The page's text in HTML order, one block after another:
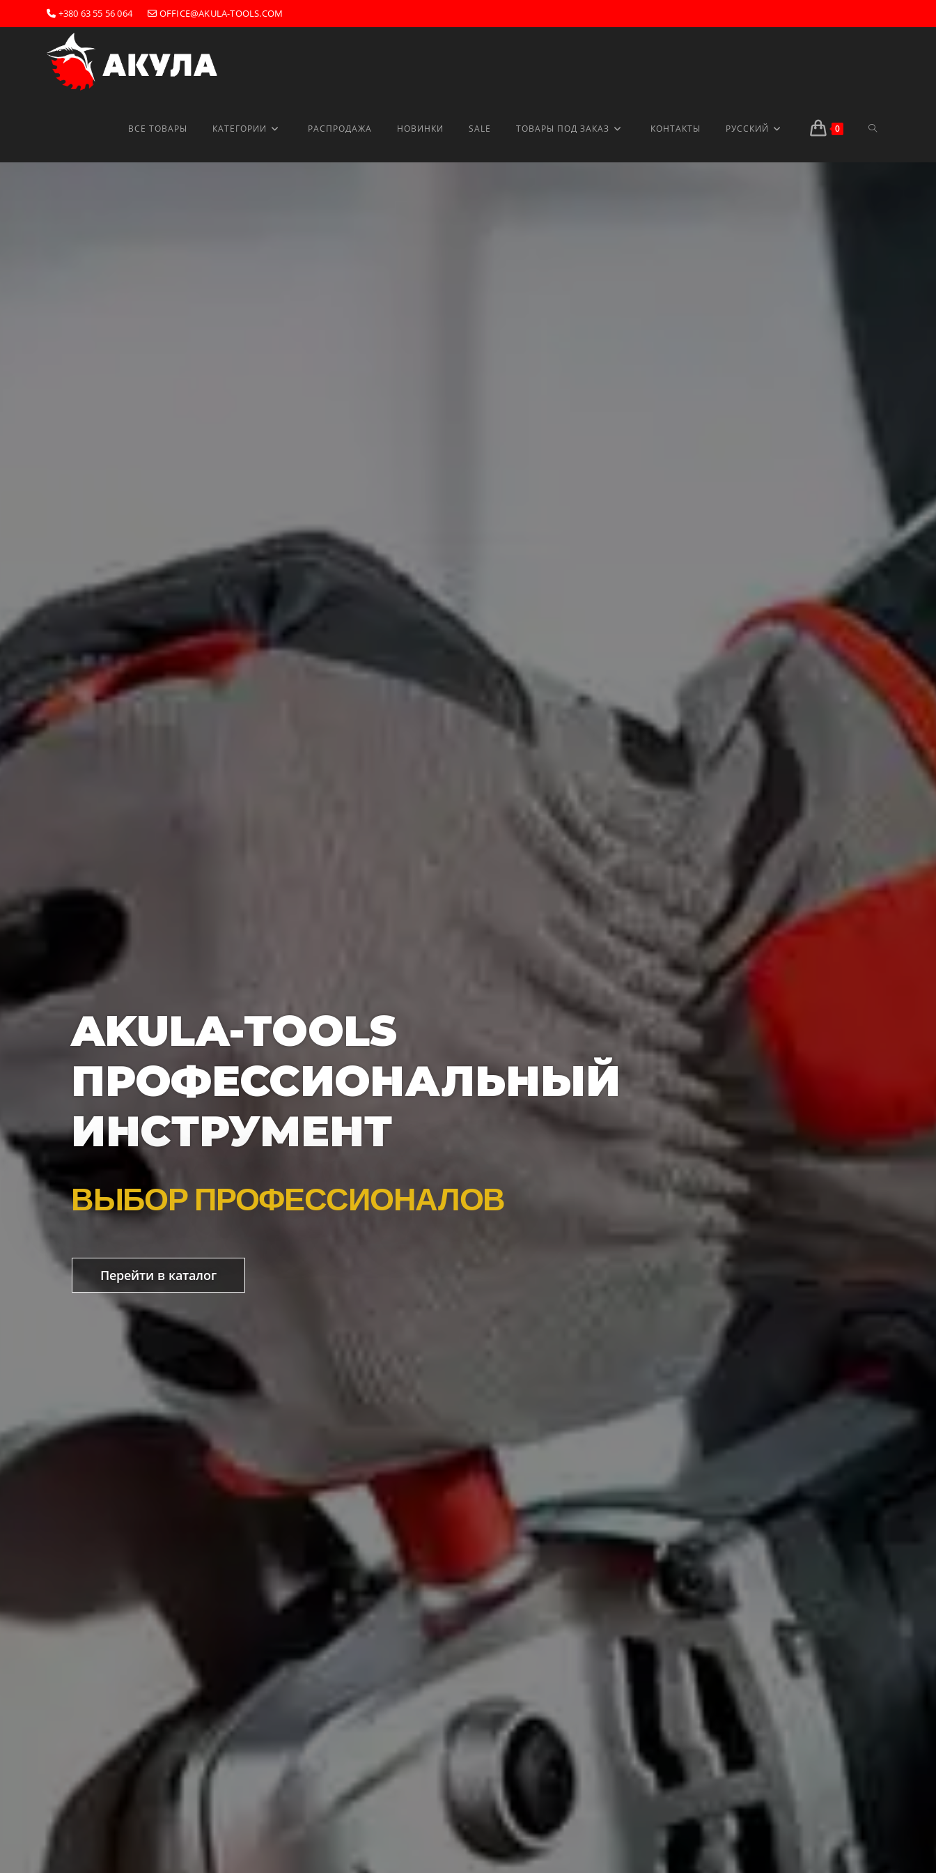
+380 63 55 56 064 OFFICE@AKULA-TOOLS.COM
ВСЕ ТОВАРЫ КАТЕГОРИИ РАСПРОДАЖА НОВИНКИ SALE ТОВАРЫ ПОД ЗАКАЗ КОНТАКТЫ РУССКИЙ 0
AKULA-TOOLS
ПРОФЕССИОНАЛЬНЫЙ
ИНСТРУМЕНТ
ВЫБОР ПРОФЕССИОНАЛОВ
Перейти в каталог